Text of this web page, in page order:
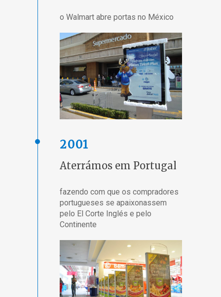
o Walmart abre portas no México
2001
Aterrámos em Portugal
fazendo com que os compradores
portugueses se apaixonassem
pelo El Corte Inglés e pelo
Continente